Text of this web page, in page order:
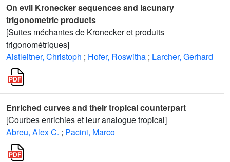
On evil Kronecker sequences and lacunary
trigonometric products
[Suites méchantes de Kronecker et produits
trigonométriques]
Aistleitner, Christoph ; Hofer, Roswitha ; Larcher, Gerhard
Enriched curves and their tropical counterpart
[Courbes enrichies et leur analogue tropical]
Abreu, Alex C. ; Pacini, Marco